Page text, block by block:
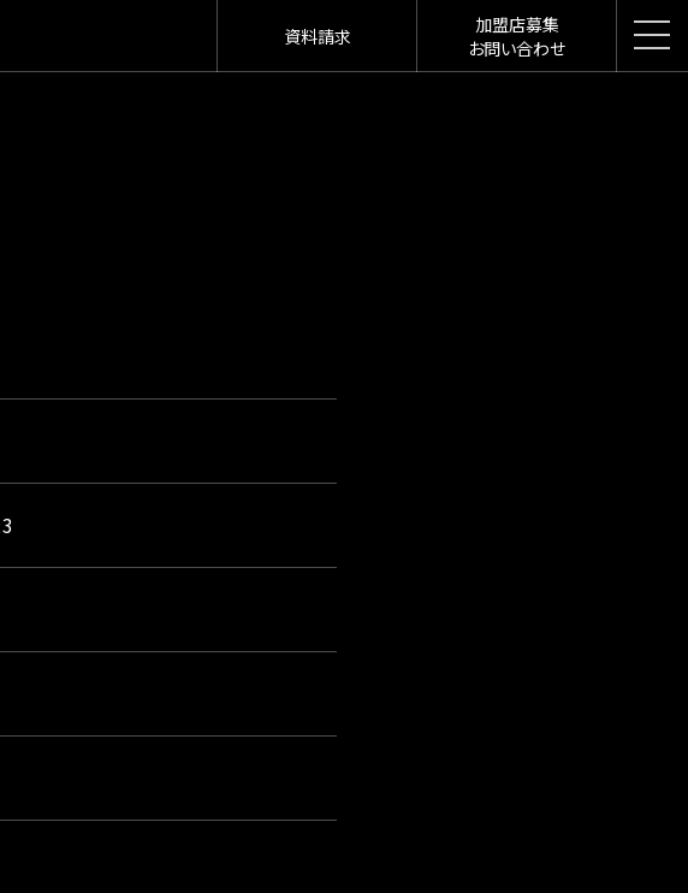
資料請求
加盟店募集
お問い合わせ